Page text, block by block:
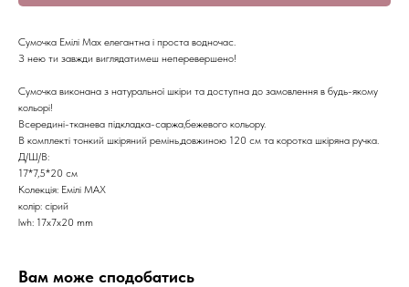
Сумочка Емілі Max елегантна і проста водночас.
З нею ти завжди виглядатимеш неперевершено!
Сумочка виконана з натуральної шкіри та доступна до замовлення в будь-якому
кольорі!
Всередині-тканева підкладка-саржа,бежевого кольору.
В комплекті тонкий шкіряний ремінь,довжиною 120 см та коротка шкіряна ручка.
Д/Ш/В:
17*7,5*20 см
Колекція: Емілі МАХ
колір: сірий
lwh: 17x7x20 mm
Вам може сподобатись